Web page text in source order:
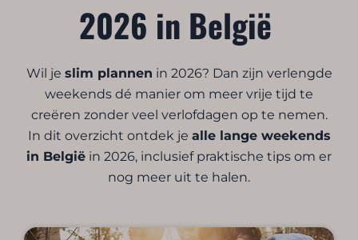
2026 in België
Wil je slim plannen in 2026? Dan zijn verlengde
weekends dé manier om meer vrije tijd te
creëren zonder veel verlofdagen op te nemen.
In dit overzicht ontdek je alle lange weekends
in België in 2026, inclusief praktische tips om er
nog meer uit te halen.